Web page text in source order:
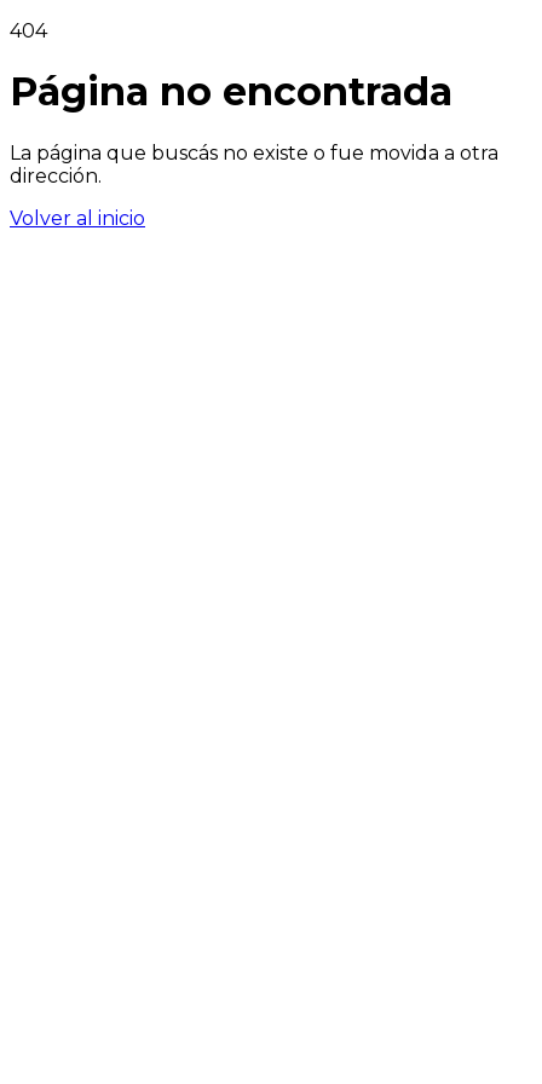
404
Página no encontrada
La página que buscás no existe o fue movida a otra
dirección.
Volver al inicio